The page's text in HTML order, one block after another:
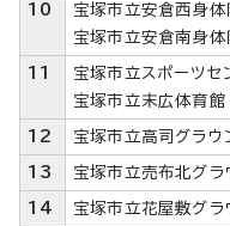
10
宝塚市立安倉西身体
宝塚市立安倉南身体
11
宝塚市立スポーツセ
宝塚市立末広体育館
12 宝塚市立高司グラウ
13 宝塚市立売布北グラ
14 宝塚市立花屋敷グラ